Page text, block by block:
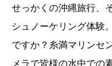
せっかくの沖縄旅行、
シュノーケリング体験
ですか？糸満マリンセ
メラで皆様の水中での